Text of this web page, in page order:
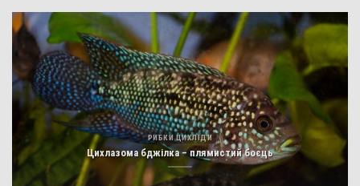
РИБКИ ЦИХЛІДИ
Цихлазома бджілка – плямистий боєць